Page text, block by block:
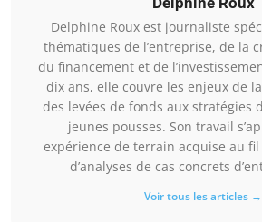
Delphine Roux est journaliste
thématiques de l’entreprise, de la
du financement et de
dix ans, elle couvre les enjeux de
des levées de fonds aux stratégies
jeunes pousses. Son travail
expérience de terrain acquise au
d’analyses de cas concrets
Voir tous les articles →